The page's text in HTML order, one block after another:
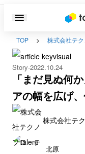
TOP 株式会社テ
Story 2022.10.24
「まだ見ぬ何
アの幅を広げ
株式会社テ
北原